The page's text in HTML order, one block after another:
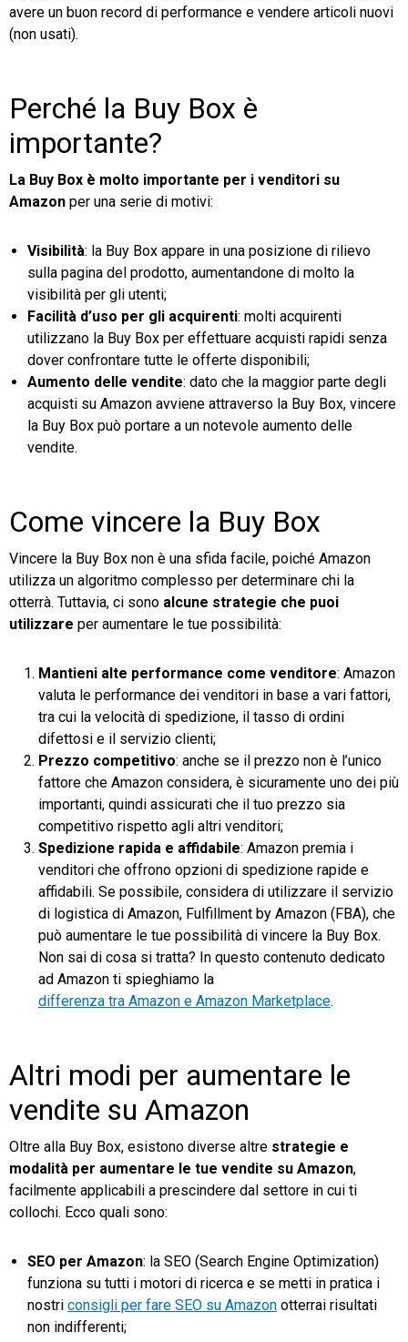
avere un buon record di performance e vendere articoli nuovi
(non usati).
Perché la Buy Box è
importante?
La Buy Box è molto importante per i venditori su
Amazon per una serie di motivi:
Visibilità: la Buy Box appare in una posizione di rilievo
sulla pagina del prodotto, aumentandone di molto la
visibilità per gli utenti;
Facilità d’uso per gli acquirenti: molti acquirenti
utilizzano la Buy Box per effettuare acquisti rapidi senza
dover confrontare tutte le offerte disponibili;
Aumento delle vendite: dato che la maggior parte degli
acquisti su Amazon avviene attraverso la Buy Box, vincere
la Buy Box può portare a un notevole aumento delle
vendite.
Come vincere la Buy Box
Vincere la Buy Box non è una sfida facile, poiché Amazon
utilizza un algoritmo complesso per determinare chi la
otterrà. Tuttavia, ci sono alcune strategie che puoi
utilizzare per aumentare le tue possibilità:
Mantieni alte performance come venditore: Amazon
valuta le performance dei venditori in base a vari fattori,
tra cui la velocità di spedizione, il tasso di ordini
difettosi e il servizio clienti;
Prezzo competitivo: anche se il prezzo non è l’unico
fattore che Amazon considera, è sicuramente uno dei più
importanti, quindi assicurati che il tuo prezzo sia
competitivo rispetto agli altri venditori;
Spedizione rapida e affidabile: Amazon premia i
venditori che offrono opzioni di spedizione rapide e
affidabili. Se possibile, considera di utilizzare il servizio
di logistica di Amazon, Fulfillment by Amazon (FBA), che
può aumentare le tue possibilità di vincere la Buy Box.
Non sai di cosa si tratta? In questo contenuto dedicato
ad Amazon ti spieghiamo la
differenza tra Amazon e Amazon Marketplace.
Altri modi per aumentare le
vendite su Amazon
Oltre alla Buy Box, esistono diverse altre strategie e
modalità per aumentare le tue vendite su Amazon,
facilmente applicabili a prescindere dal settore in cui ti
collochi. Ecco quali sono:
SEO per Amazon: la SEO (Search Engine Optimization)
funziona su tutti i motori di ricerca e se metti in pratica i
nostri consigli per fare SEO su Amazon otterrai risultati
non indifferenti;